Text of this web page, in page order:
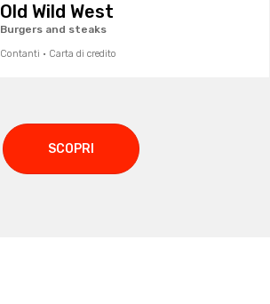
Old Wild West
Burgers and steaks
Contanti · Carta di credito
SCOPRI